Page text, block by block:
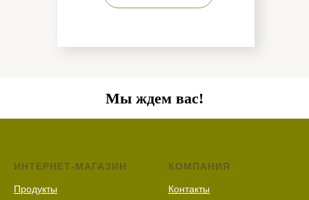
Мы ждем вас!
ИНТЕРНЕТ-МАГАЗИН
Продукты
КОМПАНИЯ
Контакты